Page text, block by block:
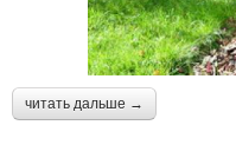
читать дальше →